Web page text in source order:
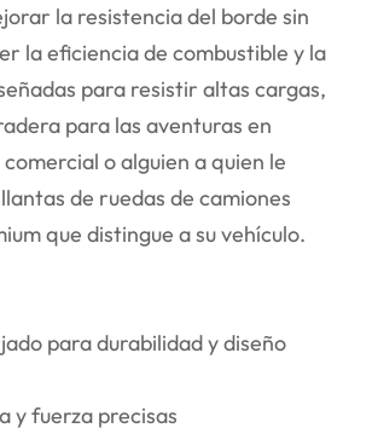
la resistencia del borde sin
la eficiencia de combustible y la
para resistir altas cargas,
para las aventuras en
o alguien a quien le
de ruedas de camiones
que distingue a su vehículo.
para durabilidad y diseño
y fuerza precisas